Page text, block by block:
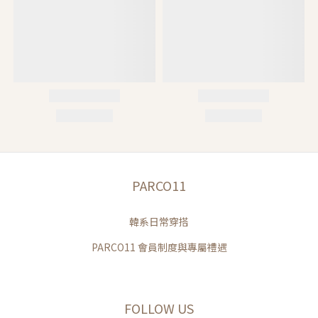
PARCO11
韓系日常穿搭
PARCO11 會員制度與專屬禮遇
FOLLOW US